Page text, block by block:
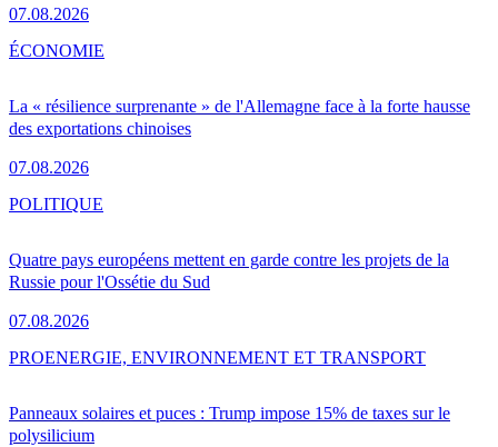
07.08.2026
La « résilience surprenante » de l'Allemagne face à la forte hausse
des exportations chinoises
07.08.2026
ÉCONOMIE
Quatre pays européens mettent en garde contre les projets de la
Russie pour l'Ossétie du Sud
07.08.2026
POLITIQUE
Panneaux solaires et puces : Trump impose 15% de taxes sur le
polysilicium
PROENERGIE, ENVIRONNEMENT ET TRANSPORT